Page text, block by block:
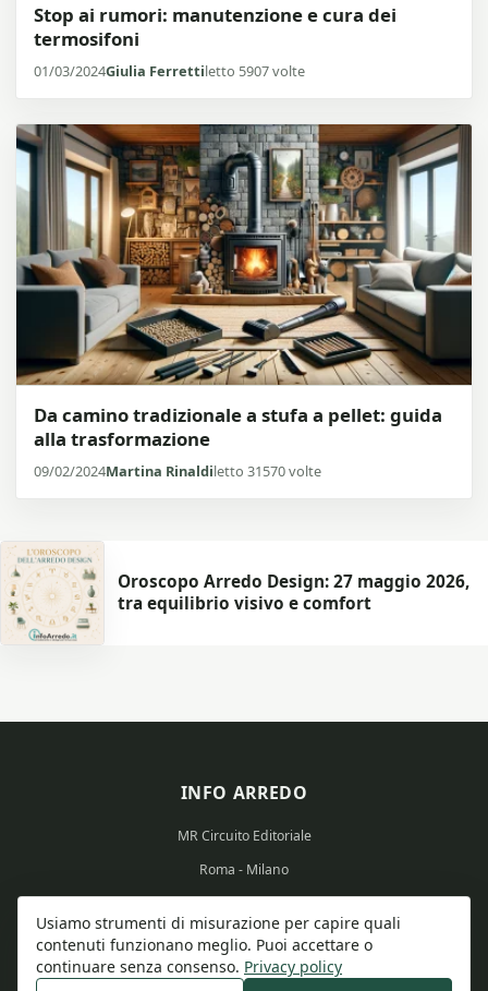
Stop ai rumori: manutenzione e cura dei
termosifoni
01/03/2024Giulia Ferrettiletto 5907 volte
Da camino tradizionale a stufa a pellet: guida
alla trasformazione
09/02/2024Martina Rinaldiletto 31570 volte
Oroscopo Arredo Design: 27 maggio 2026,
tra equilibrio visivo e comfort
INFO ARREDO
MR Circuito Editoriale
Roma - Milano
Partita IVA: 15569351008
Usiamo strumenti di misurazione per capire quali
contenuti funzionano meglio. Puoi accettare o
continuare senza consenso. Privacy policy